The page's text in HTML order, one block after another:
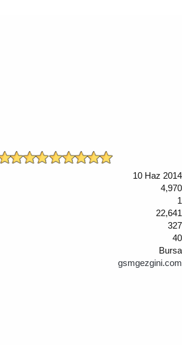
10 Haz 2014
4,970
1
22,641
327
40
Bursa
gsmgezgini.com